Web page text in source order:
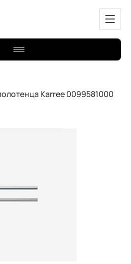
Karree 0099581000